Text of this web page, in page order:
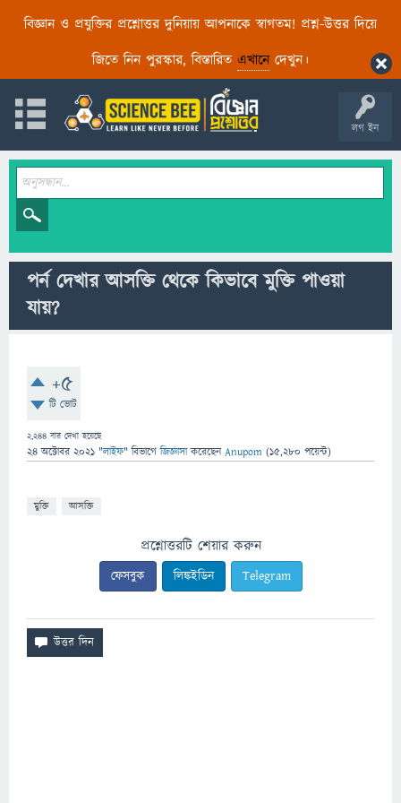
বিজ্ঞান ও প্রযুক্তির প্রশ্নোত্তর দুনিয়ায় আপনাকে স্বাগতম! প্রশ্ন-উত্তর দিয়ে
জিতে নিন পুরস্কার, বিস্তারিত এখানেদেখুন।
লগ ইন
পর্ন দেখার আসক্তি থেকে কিভাবে মুক্তি পাওয়া
যায়?
+5
টি ভোট
2,244 বার দেখা হয়েছে
24 অক্টোবর 2021 "লাইফ" বিভাগে জিজ্ঞাসাকরেছেনAnupom (15,280 পয়েন্ট)
মুক্তি আসক্তি
প্রশ্নোত্তরটি শেয়ার করুন
ফেসবুক লিঙ্কইডিন Telegram